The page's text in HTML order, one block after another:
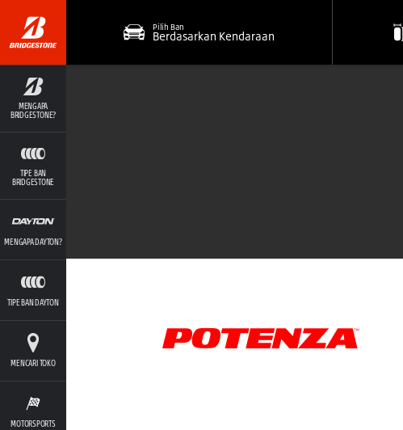
MENGAPA
BRIDGESTONE?
TIPE BAN
BRIDGESTONE
MENGAPA DAYTON?
TIPE BAN DAYTON
MENCARI TOKO
MOTORSPORTS
Pilih Ban
Berdasarkan Kendaraan